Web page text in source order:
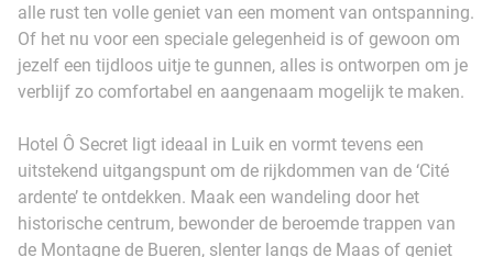
alle rust ten volle geniet van een moment van ontspanning.
Of het nu voor een speciale gelegenheid is of gewoon om
jezelf een tijdloos uitje te gunnen, alles is ontworpen om je
verblijf zo comfortabel en aangenaam mogelijk te maken.
Hotel Ô Secret ligt ideaal in Luik en vormt tevens een
uitstekend uitgangspunt om de rijkdommen van de ‘Cité
ardente’ te ontdekken. Maak een wandeling door het
historische centrum, bewonder de beroemde trappen van
de Montagne de Bueren, slenter langs de Maas of geniet